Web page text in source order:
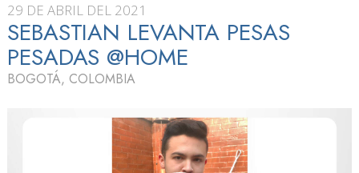
29 DE ABRIL DEL 2021
SEBASTIAN LEVANTA PESAS
PESADAS @HOME
BOGOTÁ, COLOMBIA